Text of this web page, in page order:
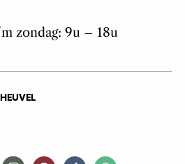
zondag: 9u – 18u